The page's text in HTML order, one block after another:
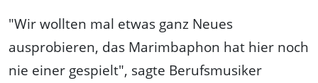
"Wir wollten mal etwas ganz Neues
ausprobieren, das Marimbaphon hat hier noch
nie einer gespielt", sagte Berufsmusiker